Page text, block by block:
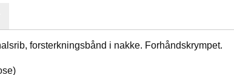
forsterkningsbånd i nakke. Forhåndskrympet.